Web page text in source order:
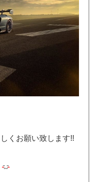
くお願い致します!!